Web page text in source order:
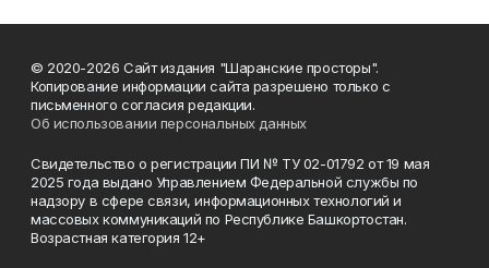
© 2020-2026 Сайт издания "Шаранские просторы".
Копирование информации сайта разрешено только с
письменного согласия редакции.
Об использовании персональных данных
Свидетельство о регистрации ПИ № ТУ 02-01792 от 19 мая
2025 года выдано Управлением Федеральной службы по
надзору в сфере связи, информационных технологий и
массовых коммуникаций по Республике Башкортостан.
Возрастная категория 12+